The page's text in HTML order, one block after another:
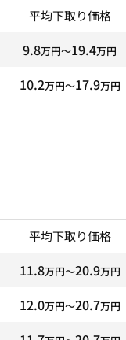
平均下取り価格
9.8万円〜19.4万円
10.2万円〜17.9万円
平均下取り価格
11.8万円〜20.9万円
12.0万円〜20.7万円